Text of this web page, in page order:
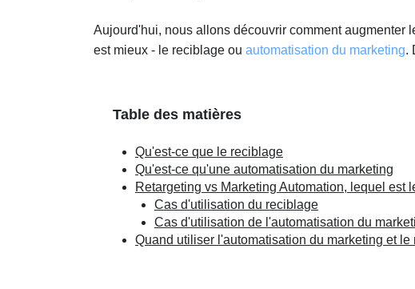
Aujourd'hui, nous allons découvrir comment augmenter
est mieux - le reciblage ou automatisation du marketing.
Table des matières
Qu'est-ce que le reciblage
Qu'est-ce qu'une automatisation du marketing
Retargeting vs Marketing Automation, lequel est
Cas d'utilisation du reciblage
Cas d'utilisation de l'automatisation du
Quand utiliser l'automatisation du marketing et le